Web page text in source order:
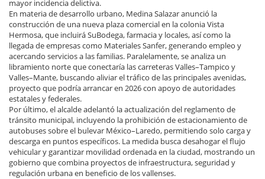
mayor incidencia delictiva.
En materia de desarrollo urbano, Medina Salazar anunció la
construcción de una nueva plaza comercial en la colonia Vista
Hermosa, que incluirá SuBodega, farmacia y locales, así como la
llegada de empresas como Materiales Sanfer, generando empleo y
acercando servicios a las familias. Paralelamente, se analiza un
libramiento norte que conectaría las carreteras Valles–Tampico y
Valles–Mante, buscando aliviar el tráfico de las principales avenidas,
proyecto que podría arrancar en 2026 con apoyo de autoridades
estatales y federales.
Por último, el alcalde adelantó la actualización del reglamento de
tránsito municipal, incluyendo la prohibición de estacionamiento de
autobuses sobre el bulevar México–Laredo, permitiendo solo carga y
descarga en puntos específicos. La medida busca desahogar el flujo
vehicular y garantizar movilidad ordenada en la ciudad, mostrando un
gobierno que combina proyectos de infraestructura, seguridad y
regulación urbana en beneficio de los vallenses.